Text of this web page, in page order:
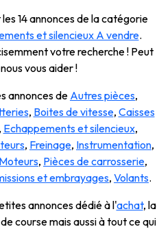
14 annonces de la catégorie
et silencieux A vendre.
votre recherche ! Peut
vous aider !
annonces de Autres pièces,
, Boites de vitesse, Caisses
Echappements et silencieux,
, Freinage, Instrumentation,
Moteurs, Pièces de carrosserie,
et embrayages, Volants.
annonces dédié à l'achat, la
course mais aussi à tout ce qui